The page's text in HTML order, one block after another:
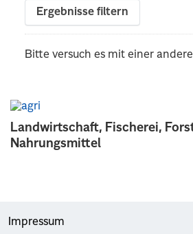
Landwirtschaft, Fischerei,
Nahrungsmittel
Ergebnisse filtern
Bitte versuch es mit einer
Impressum